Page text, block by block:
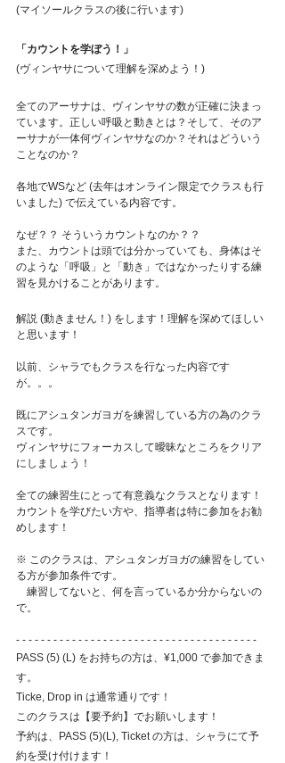
(マイソールクラスの後に行います)
「カウントを学ぼう！」
(ヴィンヤサについて理解を深めよう！)
全てのアーサナは、ヴィンヤサの数が正確に決まっ
ています。正しい呼吸と動きとは？そして、そのア
ーサナが一体何ヴィンヤサなのか？それはどういう
ことなのか？
各地でWSなど (去年はオンライン限定でクラスも行
いました) で伝えている内容です。
なぜ？？ そういうカウントなのか？？
また、カウントは頭では分かっていても、身体はそ
のような「呼吸」と「動き」ではなかったりする練
習を見かけることがあります。
解説 (動きません！) をします！理解を深めてほしい
と思います！
以前、シャラでもクラスを行なった内容です
が。。。
既にアシュタンガヨガを練習している方の為のクラ
スです。
ヴィンヤサにフォーカスして曖昧なところをクリア
にしましょう！
全ての練習生にとって有意義なクラスとなります！
カウントを学びたい方や、指導者は特に参加をお勧
めします！
※ このクラスは、アシュタンガヨガの練習をしてい
る方が参加条件です。
練習してないと、何を言っているか分からないの
で。
- - - - - - - - - - - - - - - - - - - - - - - - - - - - - - - - - - - - - - -
PASS (5) (L) をお持ちの方は、¥1,000 で参加できま
す。
Ticke, Drop in は通常通りです！
このクラスは【要予約】でお願いします！
予約は、PASS (5)(L), Ticket の方は、シャラにて予
約を受け付けます！